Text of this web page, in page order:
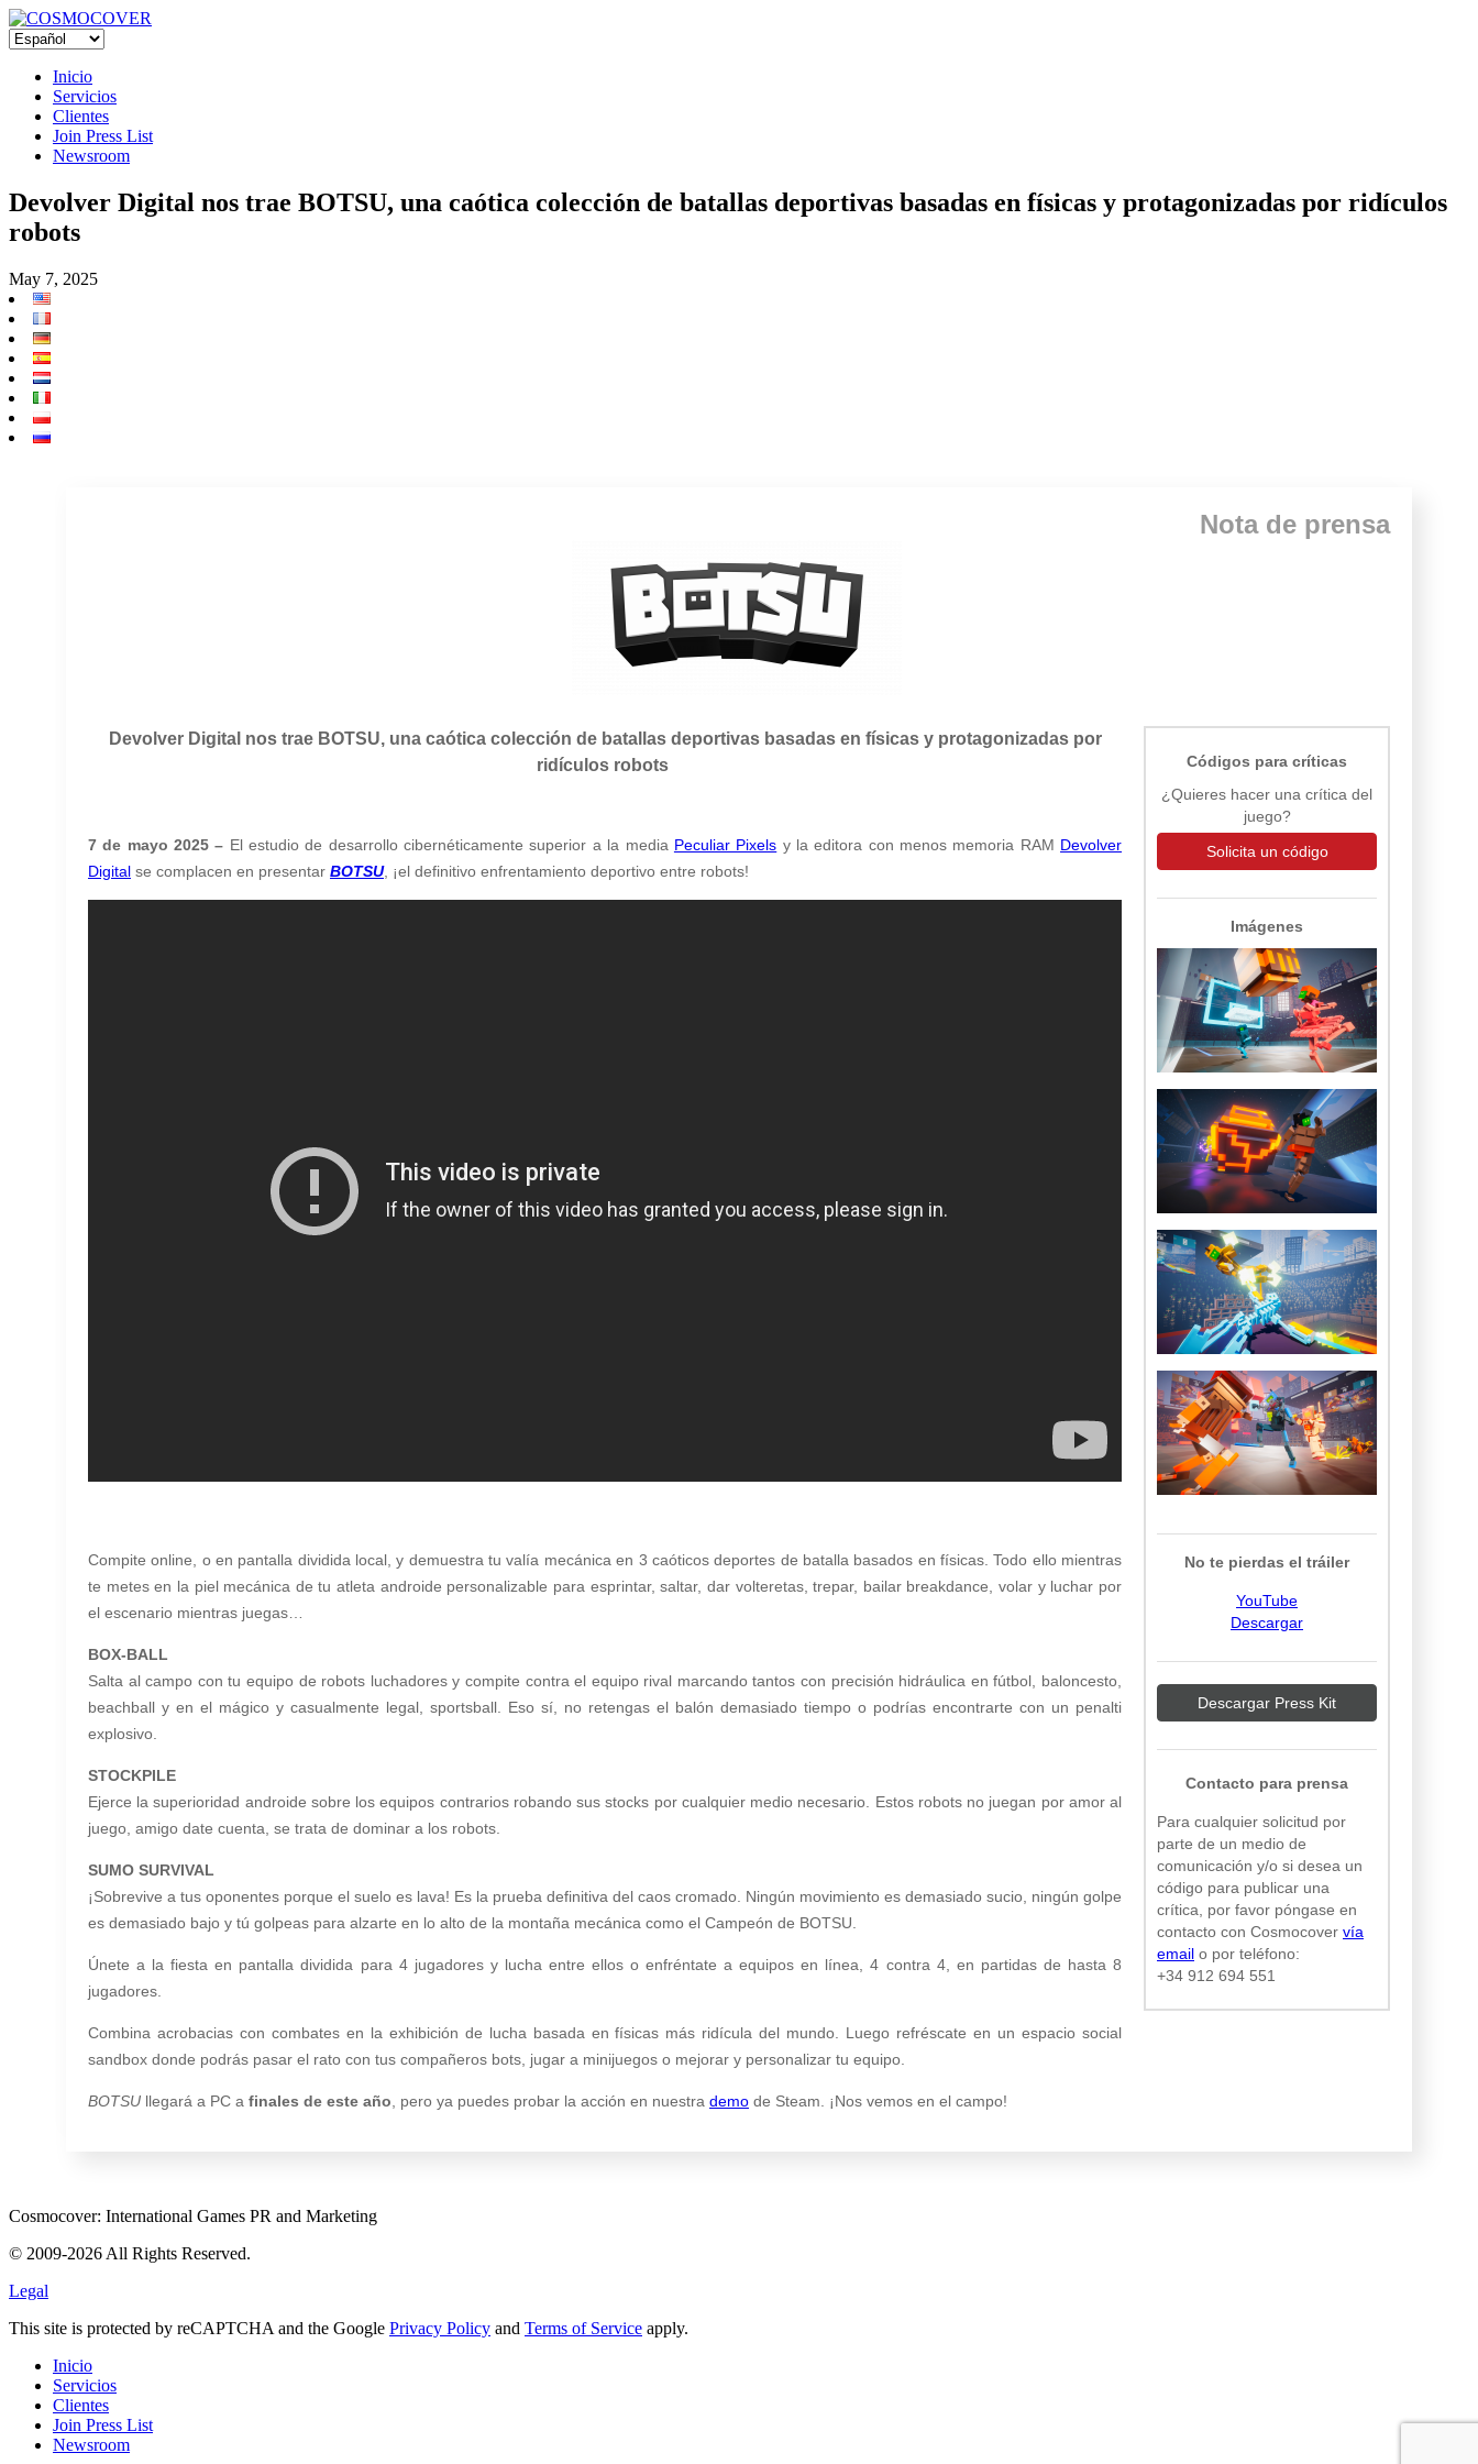
Inicio
Servicios
Clientes
Join Press List
Newsroom
Devolver Digital nos trae BOTSU, una caótica colección de batallas deportivas basadas en físicas y protagonizadas por ridículos
robots
May 7, 2025
Nota de prensa
Devolver Digital nos trae BOTSU, una caótica colección de batallas deportivas basadas en físicas y protagonizadas por
ridículos robots
7 de mayo 2025 – El estudio de desarrollo cibernéticamente superior a la media Peculiar Pixels y la editora con menos memoria RAM Devolver
Digital se complacen en presentar BOTSU, ¡el definitivo enfrentamiento deportivo entre robots!
Compite online, o en pantalla dividida local, y demuestra tu valía mecánica en 3 caóticos deportes de batalla basados en físicas. Todo ello mientras
te metes en la piel mecánica de tu atleta androide personalizable para esprintar, saltar, dar volteretas, trepar, bailar breakdance, volar y luchar por
el escenario mientras juegas…
BOX-BALL
Salta al campo con tu equipo de robots luchadores y compite contra el equipo rival marcando tantos con precisión hidráulica en fútbol, baloncesto,
beachball y en el mágico y casualmente legal, sportsball. Eso sí, no retengas el balón demasiado tiempo o podrías encontrarte con un penalti
explosivo.
STOCKPILE
Ejerce la superioridad androide sobre los equipos contrarios robando sus stocks por cualquier medio necesario. Estos robots no juegan por amor al
juego, amigo date cuenta, se trata de dominar a los robots.
SUMO SURVIVAL
¡Sobrevive a tus oponentes porque el suelo es lava! Es la prueba definitiva del caos cromado. Ningún movimiento es demasiado sucio, ningún golpe
es demasiado bajo y tú golpeas para alzarte en lo alto de la montaña mecánica como el Campeón de BOTSU.
Únete a la fiesta en pantalla dividida para 4 jugadores y lucha entre ellos o enfréntate a equipos en línea, 4 contra 4, en partidas de hasta 8
jugadores.
Combina acrobacias con combates en la exhibición de lucha basada en físicas más ridícula del mundo. Luego refréscate en un espacio social
sandbox donde podrás pasar el rato con tus compañeros bots, jugar a minijuegos o mejorar y personalizar tu equipo.
BOTSU llegará a PC a finales de este año , pero ya puedes probar la acción en nuestra demo de Steam. ¡Nos vemos en el campo!
Códigos para críticas
¿Quieres hacer una crítica del
juego?
Solicita un código
Imágenes
No te pierdas el tráiler
YouTube
Descargar
Descargar Press Kit
Contacto para prensa
Para cualquier solicitud por
parte de un medio de
comunicación y/o si desea un
código para publicar una
crítica, por favor póngase en
contacto con Cosmocover vía
email o por teléfono:
+34 912 694 551
Cosmocover: International Games PR and Marketing
© 2009-2026 All Rights Reserved.
Legal
This site is protected by reCAPTCHA and the Google Privacy Policy and Terms of Service apply.
Inicio
Servicios
Clientes
Join Press List
Newsroom